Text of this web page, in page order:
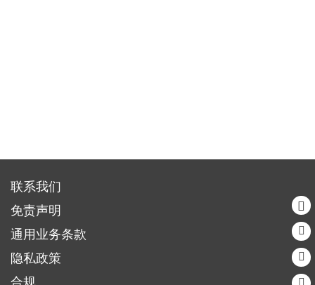
联系我们
免责声明
通用业务条款
隐私政策
合规